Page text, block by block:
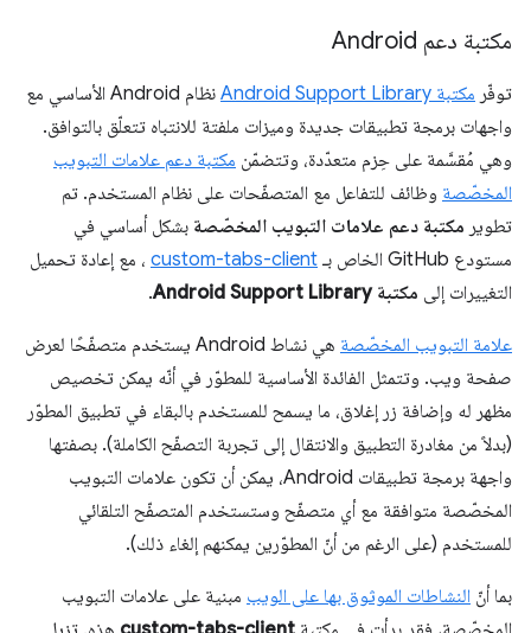
مكتبة دعم Android
توفّر مكتبة Android Support Library
نظام Android الأساسي مع
واجهات برمجة تطبيقات جديدة وميزات ملفتة للانتباه تتعلّق بالتوافق.
وهي مُقسَّمة على حِزم متعدّدة، وتتضمّن مكتبة دعم علامات التبويب
المخصّصة وظائف للتفاعل مع المتصفّحات على نظام المستخدم. تم
تطوير مكتبة دعم علامات التبويب المخصّصة بشكل أساسي في
مستودع GitHub الخاص بـ
custom-tabs-client ، مع إعادة تحميل
التغييرات إلى مكتبة Android Support Library .
علامة التبويب المخصّصة
هي نشاط Android يستخدم متصفّحًا لعرض
صفحة ويب. وتتمثل الفائدة الأساسية للمطوّر في أنّه يمكن تخصيص
مظهر له وإضافة زر إغلاق، ما يسمح للمستخدم بالبقاء في تطبيق المطوّر
(بدلاً من مغادرة التطبيق والانتقال إلى تجربة التصفّح الكاملة). بصفتها
واجهة برمجة تطبيقات Android، يمكن أن تكون علامات التبويب
المخصّصة متوافقة مع أي متصفّح وستستخدم المتصفّح التلقائي
للمستخدم (على الرغم من أنّ المطوّرين يمكنهم إلغاء ذلك).
بما أنّ النشاطات الموثوق بها على الويب مبنية على علامات التبويب